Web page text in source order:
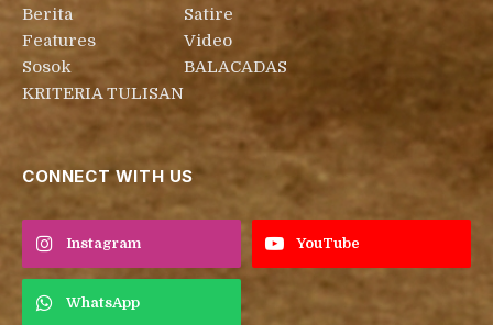
Berita
Features
Sosok
KRITERIA TULISAN
Satire
Video
BALACADAS
CONNECT WITH US
Instagram YouTube
WhatsApp